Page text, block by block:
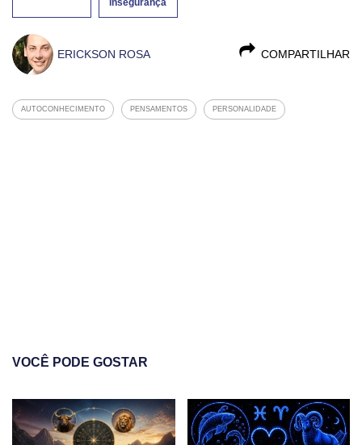
insegurança
COMPARTILHAR
ERICKSON ROSA
AUTOCONHECIMENTO PENSAMENTOS PERSONALIDADE
VOCÊ PODE GOSTAR